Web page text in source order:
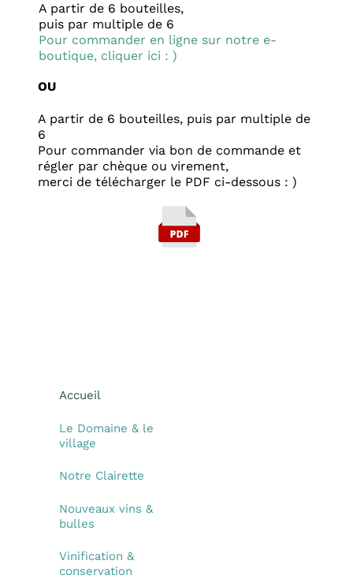
Accueil
Le Domaine & le
village
Notre Clairette
Nouveaux vins &
bulles
Vinification &
conservation
A partir de 6 bouteilles,
puis par multiple de 6
Pour commander en ligne sur notre e-
boutique, cliquer ici : )
OU
A partir de 6 bouteilles, puis par multiple de
6
Pour commander via bon de commande et
régler par chèque ou virement,
merci de télécharger le PDF ci-dessous : )